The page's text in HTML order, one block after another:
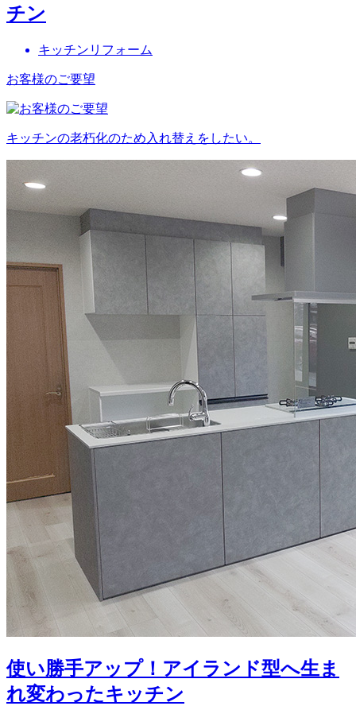
チン
キッチンリフォーム
お客様のご要望
キッチンの老朽化のため入れ替えをしたい。
使い勝手アップ！アイランド型へ生ま
れ変わったキッチン